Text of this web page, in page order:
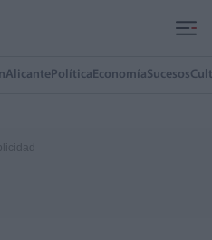
Alicante Política EconomíaSucesos